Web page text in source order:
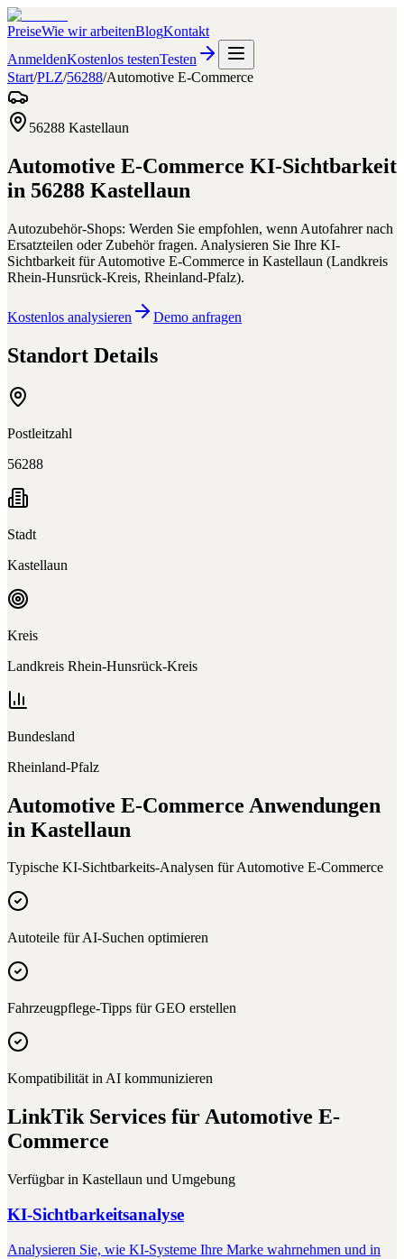
PreiseWie wir arbeitenBlogKontakt
AnmeldenKostenlos testenTesten
Start/PLZ/56288/Automotive E-Commerce
56288 Kastellaun
Automotive E-Commerce KI-Sichtbarkeit
in 56288 Kastellaun
Autozubehör-Shops: Werden Sie empfohlen, wenn Autofahrer nach
Ersatzteilen oder Zubehör fragen. Analysieren Sie Ihre KI-
Sichtbarkeit fürAutomotive E-Commerce in Kastellaun (Landkreis
Rhein-Hunsrück-Kreis, Rheinland-Pfalz).
Kostenlos analysieren Demo anfragen
Standort Details
Postleitzahl
56288
Stadt
Kastellaun
Kreis
Landkreis Rhein-Hunsrück-Kreis
Bundesland
Rheinland-Pfalz
Automotive E-Commerce Anwendungen
in Kastellaun
Typische KI-Sichtbarkeits-Analysen fürAutomotive E-Commerce
Autoteile für AI-Suchen optimieren
Fahrzeugpflege-Tipps für GEO erstellen
Kompatibilität in AI kommunizieren
LinkTik Services fürAutomotive E-
Commerce
Verfügbar in Kastellaun und Umgebung
KI-Sichtbarkeitsanalyse
Analysieren Sie, wie KI-Systeme Ihre Marke wahrnehmen und in